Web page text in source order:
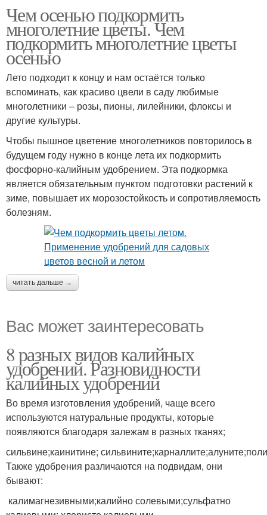
Чем осенью подкормить
многолетние цветы. Чем
подкормить многолетние цветы
осенью
Лето подходит к концу и нам остаётся только
вспоминать, как красиво цвели в саду любимые
многолетники – розы, пионы, лилейники, флоксы и
другие культуры.
Чтобы пышное цветение многолетников повторилось в
будущем году нужно в конце лета их подкормить
фосфорно-калийным удобрением. Эта подкормка
является обязательным пунктом подготовки растений к
зиме, повышает их морозостойкость и сопротивляемость
болезням.
читать дальше →
Вас может заинтересовать
8 разных видов калийных
удобрений. Разновидности
калийных удобрений
Во время изготовления удобрений, чаще всего
используются натуральные продукты, которые
появляются благодаря залежам в разных тканях;
сильвине;каинитине;
Также удобрения различаются на подвидам, они
бывают:
калимагнезивными;калийно солевыми;сульфатно